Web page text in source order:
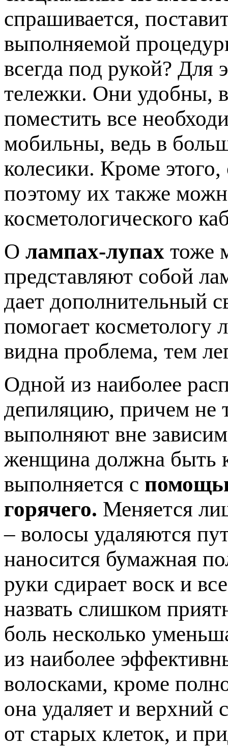
спрашивается,
выполняемой
всегда под рукой? Для
тележки. Они удобны,
поместить все
мобильны, ведь в
колесики. Кроме
поэтому их также
косметологического
О лампах-лупах тоже
представляют собой
дает дополнительный
помогает косметологу
видна проблема, тем
Одной из наиболее
депиляцию, причем не
выполняют вне
женщина должна быть
выполняется с
горячего. Меняется
– волосы удаляются
наносится бумажная
руки сдирает воск и
назвать слишком
боль несколько
из наиболее
волосками, кроме
она удаляет и верхний
от старых клеток, и